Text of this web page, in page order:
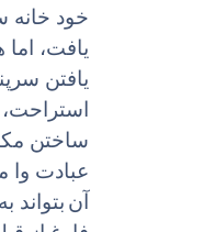
خود خانه
یافت،
یافتن
استراحت،
ساختن
عبادت وا
آن بتواند